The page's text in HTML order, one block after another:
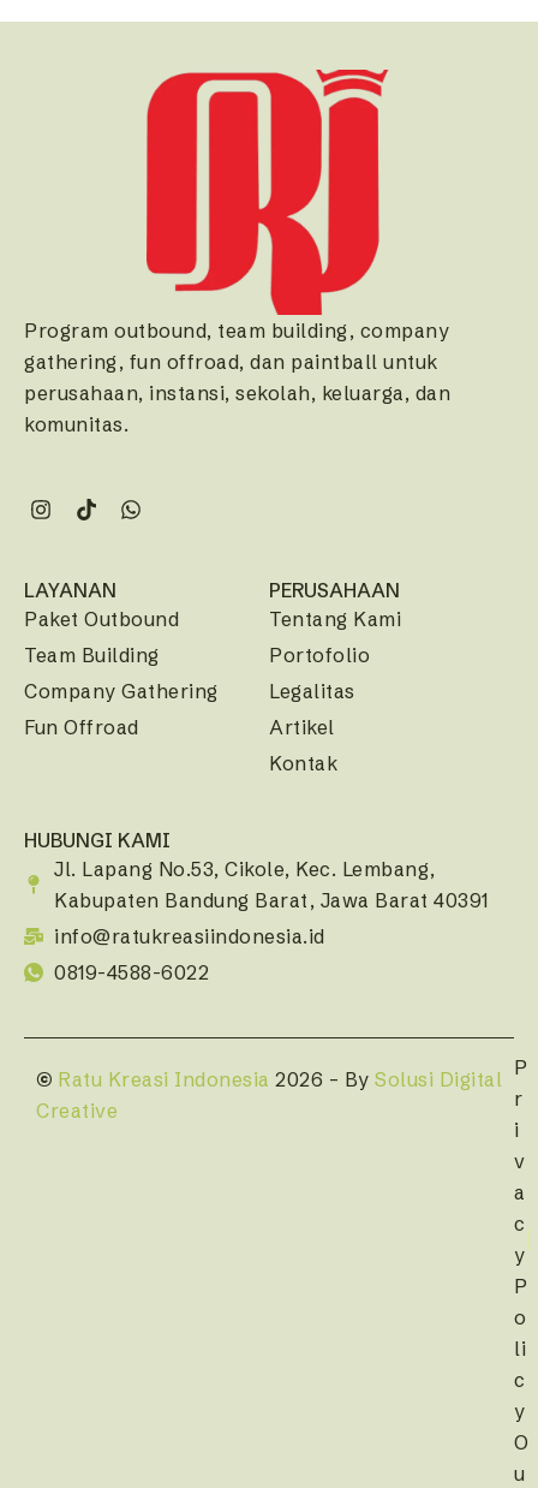
Program outbound, team building, company
gathering, fun offroad, dan paintball untuk
perusahaan, instansi, sekolah, keluarga, dan
komunitas.
LAYANAN
Paket Outbound
Team Building
Company Gathering
Fun Offroad
PERUSAHAAN
Tentang Kami
Portofolio
Legalitas
Artikel
Kontak
HUBUNGI KAMI
Jl. Lapang No.53, Cikole, Kec. Lembang,
Kabupaten Bandung Barat, Jawa Barat 40391
info@ratukreasiindonesia.id
0819-4588-6022
© Ratu Kreasi Indonesia 2026 – By Solusi Digital
Creative
P
r
i
v
a
c
y
P
o
li
c
y
O
u